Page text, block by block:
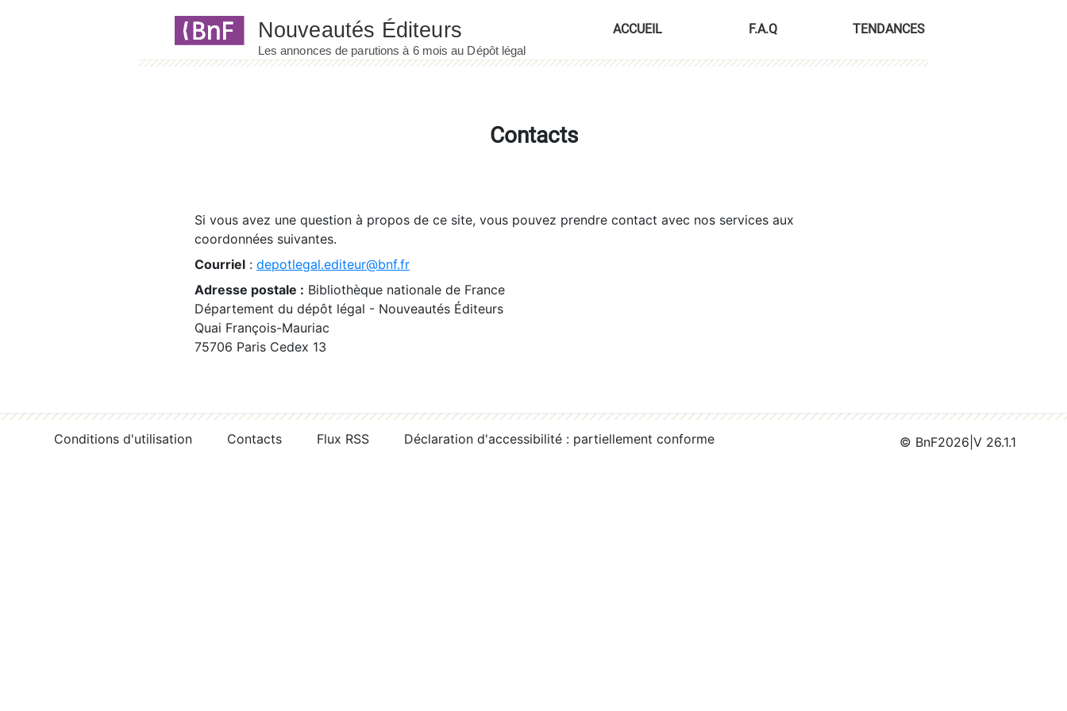
ACCUEIL F.A.Q TENDANCES
Contacts
Si vous avez une question à propos de ce site, vous pouvez prendre contact avec nos services aux
coordonnées suivantes.
Courriel : depotlegal.editeur@bnf.fr
Adresse postale : Bibliothèque nationale de France
Département du dépôt légal - Nouveautés Éditeurs
Quai François-Mauriac
75706 Paris Cedex 13
Conditions d'utilisation Contacts Flux RSS Déclaration d'accessibilité : partiellement conforme © BnF2026 V 26.1.1